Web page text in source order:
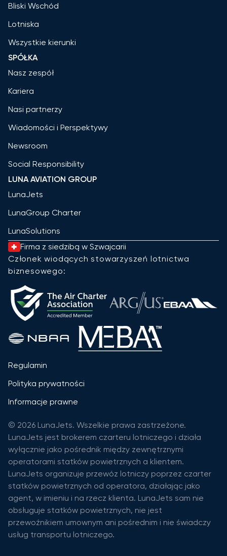
Bliski Wschód
Lotniska
Wszystkie kierunki
SPÓŁKA
Nasz zespół
Kariera
Nasi partnerzy
Wiadomości i Perspektywy
Newsroom
Social Responsibility
LUNA AVIATION GROUP
LunaJets
LunaGroup Charter
LunaSolutions
Firma z siedzibą w Szwajcarii
Członek wiodących stowarzyszeń lotnictwa
biznesowego:
Regulamin
Polityka prywatności
Informacje prawne
© 2026 LunaJets. Wszelkie prawa zastrzeżone.
LunaJets jest brokerem czarteru lotniczego i działa
wyłącznie jako pośrednik między zewnętrznymi
operatorami statków powietrznych a klientem.
LunaJets organizuje przewóz lotniczy poprzez czarter
statków powietrznych od operatora, działając jako
agent, w imieniu i na rzecz klienta. LunaJets sam nie
obsługuje statków powietrznych, nie jest
przewoźnikiem umownym ani pośrednim i nie świadczy
usług transportu lotniczego.